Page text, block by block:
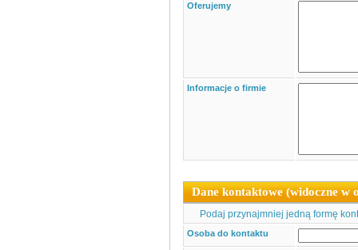
Oferujemy
Informacje o firmie
Dane kontaktowe (widoczne w
Podaj przynajmniej jedną formę
Osoba do kontaktu